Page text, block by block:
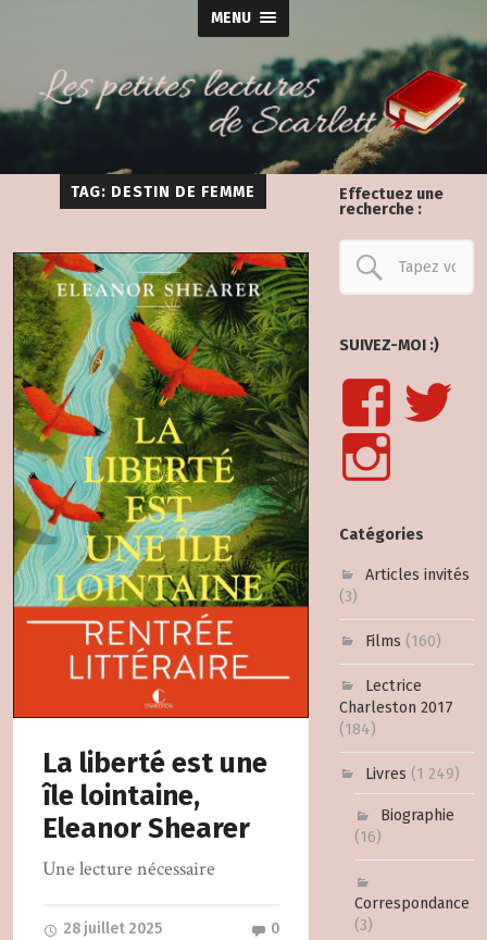
MENU
Effectuez une
recherche :
SUIVEZ-MOI :)
Catégories
Articles invités
(3)
Films (160)
Lectrice
Charleston 2017
(184)
Livres (1 249)
Biographie
(16)
Correspondance
(3)
TAG: DESTIN DE FEMME
La liberté est une
île lointaine,
Eleanor Shearer
Une lecture nécessaire
28 juillet 2025 0